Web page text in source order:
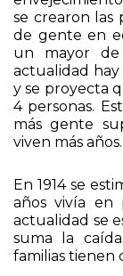
Estos
se crearon las
de gente en
un mayor
actualidad hay
y se proyecta
4 personas.
más gente
En 1914 se
años vivía en
actualidad se
suma la